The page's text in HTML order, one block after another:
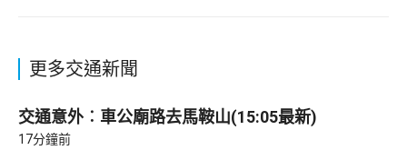
更多交通新聞
交通意外︰車公廟路去馬鞍山(15:05最新)
17分鐘前